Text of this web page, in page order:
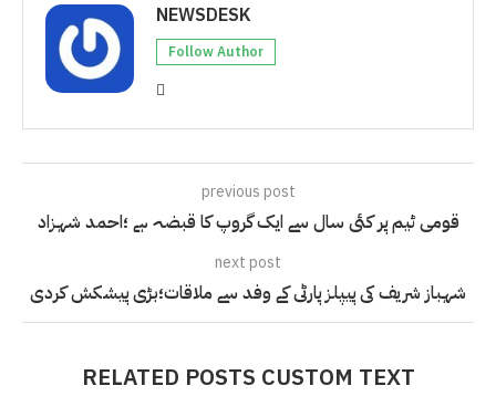
NEWSDESK
Follow Author
previous post
قومی ٹیم پر کئی سال سے ایک گروپ کا قبضہ ہے ؛احمد شہزاد
next post
شہباز شریف کی پیپلز پارٹی کے وفد سے ملاقات؛بڑی پیشکش کردی
RELATED POSTS CUSTOM TEXT